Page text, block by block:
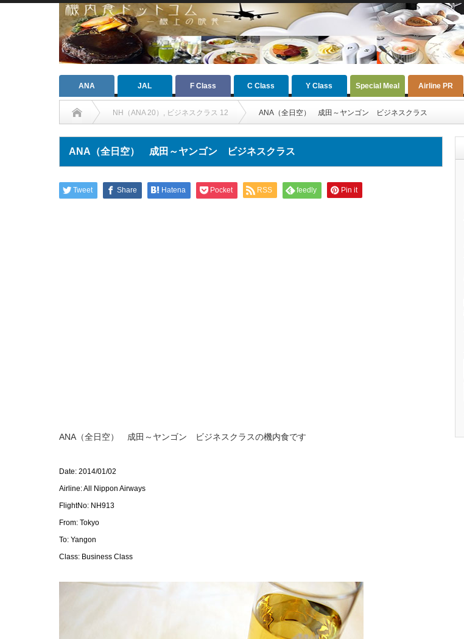
ANA JAL F Class C Class Y Class Special Meal Airline PR
NH（ANA 20） , ビジネスクラス 12 ANA（全日空） 成田～ヤンゴン ビジネスクラス
ANA（全日空） 成田～ヤンゴン ビジネスクラス
Tweet Share Hatena Pocket RSS feedly Pin it
ANA（全日空） 成田～ヤンゴン ビジネスクラスの機内食です
Date: 2014/01/02
Airline: All Nippon Airways
FlightNo: NH913
From: Tokyo
To: Yangon
Class: Business Class